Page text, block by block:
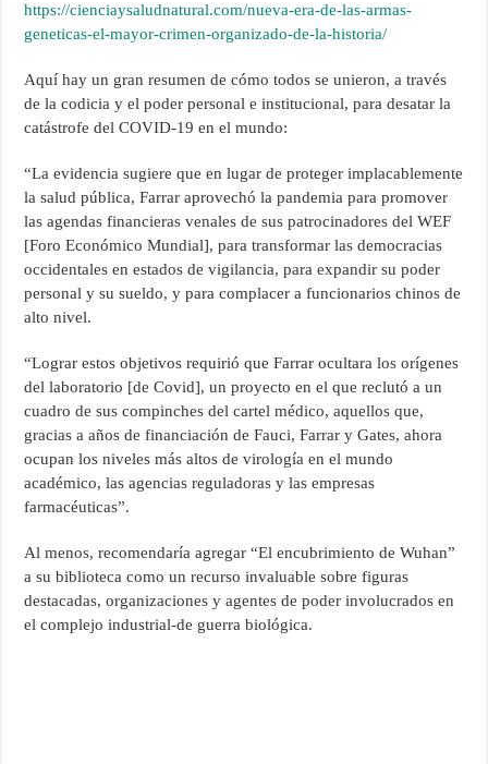
https://cienciaysaludnatural.com/nueva-era-de-las-armas-
geneticas-el-mayor-crimen-organizado-de-la-historia/
Aquí hay un gran resumen de cómo todos se unieron, a través
de la codicia y el poder personal e institucional, para desatar la
catástrofe del COVID-19 en el mundo:
“La evidencia sugiere que en lugar de proteger implacablemente
la salud pública, Farrar aprovechó la pandemia para promover
las agendas financieras venales de sus patrocinadores del WEF
[Foro Económico Mundial], para transformar las democracias
occidentales en estados de vigilancia, para expandir su poder
personal y su sueldo, y para complacer a funcionarios chinos de
alto nivel.
“Lograr estos objetivos requirió que Farrar ocultara los orígenes
del laboratorio [de Covid], un proyecto en el que reclutó a un
cuadro de sus compinches del cartel médico, aquellos que,
gracias a años de financiación de Fauci, Farrar y Gates, ahora
ocupan los niveles más altos de virología en el mundo
académico, las agencias reguladoras y las empresas
farmacéuticas”.
Al menos, recomendaría agregar “El encubrimiento de Wuhan”
a su biblioteca como un recurso invaluable sobre figuras
destacadas, organizaciones y agentes de poder involucrados en
el complejo industrial-de guerra biológica.